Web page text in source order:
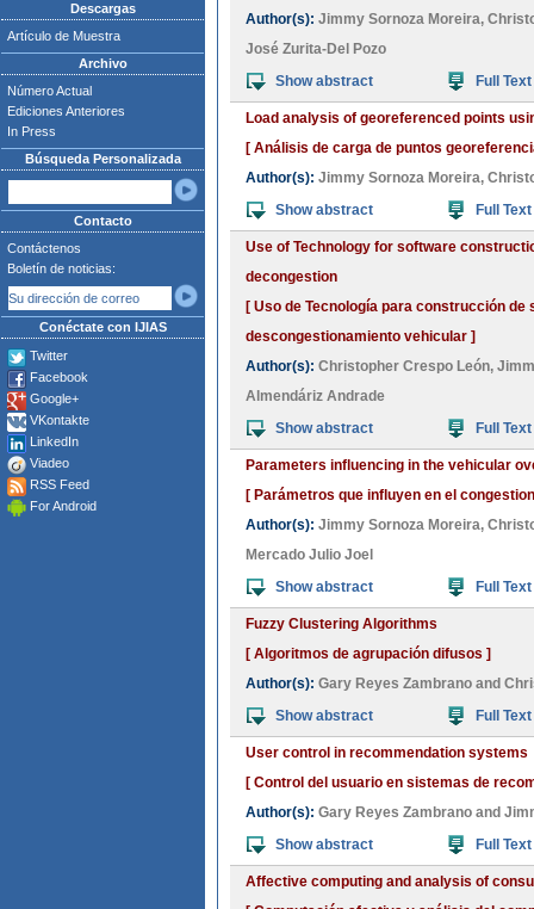
Descargas
Artículo de Muestra
Archivo
Número Actual
Ediciones Anteriores
In Press
Búsqueda Personalizada
Contacto
Contáctenos
Boletín de noticias:
Conéctate con IJIAS
Twitter
Facebook
Google+
VKontakte
LinkedIn
Viadeo
RSS Feed
For Android
Author(s): Jimmy Sornoza Moreira,
José Zurita-Del Pozo
Show abstract
Full Text
Load analysis of georeferenced points
[ Análisis de carga de puntos
Author(s): Jimmy Sornoza Moreira,
Show abstract
Full Text
Use of Technology for software
decongestion
[ Uso de Tecnología para construcción
descongestionamiento vehicular ]
Author(s): Christopher Crespo León,
Almendáriz Andrade
Show abstract
Full Text
Parameters influencing in the vehicular
[ Parámetros que influyen en el
Author(s): Jimmy Sornoza Moreira,
Mercado Julio Joel
Show abstract
Full Text
Fuzzy Clustering Algorithms
[ Algoritmos de agrupación difusos ]
Author(s): Gary Reyes Zambrano and
Show abstract
Full Text
User control in recommendation systems
[ Control del usuario en sistemas de
Author(s): Gary Reyes Zambrano and
Show abstract
Full Text
Affective computing and analysis of